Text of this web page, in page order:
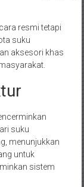
resmi tetapi
suku
aksesori khas
suku
menunjukkan
untuk
sistem